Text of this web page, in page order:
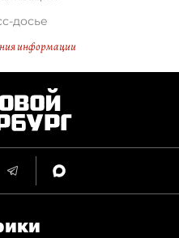
досье
информации